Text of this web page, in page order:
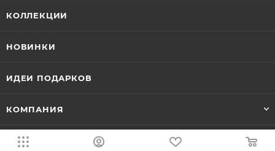
КОЛЛЕКЦИИ
НОВИНКИ
ИДЕИ ПОДАРКОВ
КОМПАНИЯ
СЕРВИС